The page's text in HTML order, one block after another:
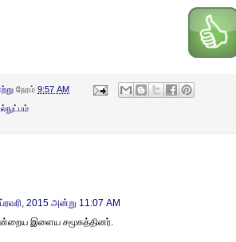
நேரம் 9:57 AM
2015 அன்று 11:07 AM
இளைய சமூகத்தினர்.